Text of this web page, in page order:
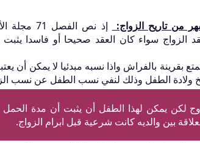
من تاريح الزواج:
إذ نص الفصل 71
الزواج سواء كان العقد صحيحا أو فاسدا
تاريخ الزواج لا يتمتع بقرينة بالفراش واذا نسبه مبدئيا لا يمكن أن
ولادة الطفل وذلك لنفي نسب الطفل عن نسب
لكن يمكن لهذا الطفل أن يثبت أن مدة الحمل
بين والديه كانت شرعية قبل ابرام الزواج.